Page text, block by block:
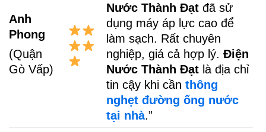
Anh
Phong
(Quận
Gò Vấp)
Nước Thành Đạt đã sử
dụng máy áp lực cao để
làm sạch. Rất chuyên
nghiệp, giá cả hợp lý.Điện
Nước Thành Đạt là địa chỉ
tin cậy khi cầnthông
nghẹt đường ống nước
tại nhà.”